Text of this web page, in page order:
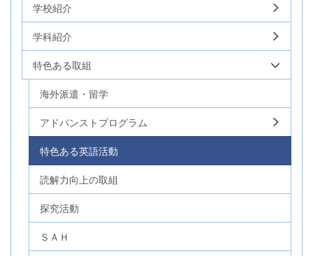
学校紹介
学科紹介
特色ある取組
海外派遣・留学
アドバンストプログラム
特色ある英語活動
読解力向上の取組
探究活動
ＳＡＨ